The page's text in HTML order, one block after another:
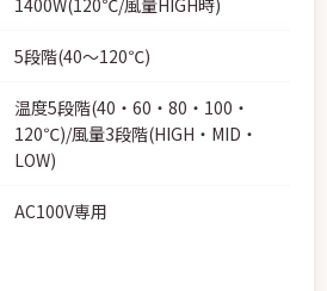
5段階(40〜120℃)
温度5段階(40・60・80・100・
120℃)/風量3段階(HIGH・MID・
LOW)
AC100V専用